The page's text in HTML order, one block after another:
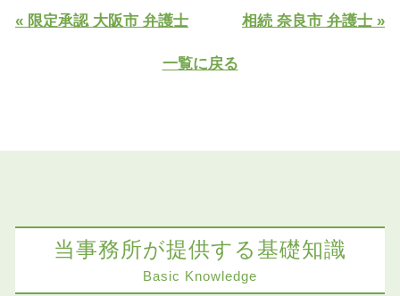
« 限定承認 大阪市 弁護士 相続 奈良市 弁護士 »
一覧に戻る
当事務所が提供する基礎知識
Basic Knowledge